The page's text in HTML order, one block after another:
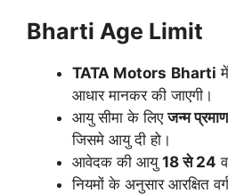
Bharti Age Limit
TATA Motors Bharti
आधार मानकर की जाएगी।
आयु सीमा के लिएजन्म
जिसमे आयु दी हो।
आवेदक की आयु 18 से 24
नियमों के अनुसार आरक्षित